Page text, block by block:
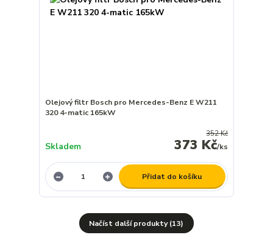
Olejový filtr Bosch pro Mercedes-Benz E W211
320 4-matic 165kW
352 Kč
373 Kč/ks
Skladem
Přidat do košíku
Načíst další produkty (13)